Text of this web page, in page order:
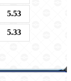
5.53
5.33